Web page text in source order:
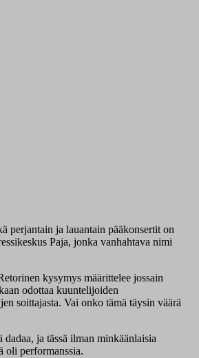
perjantain ja lauantain pääkonsertit on
Paja, jonka vanhahtava nimi
kysymys määrittelee jossain
odottaa kuuntelijoiden
soittajasta. Vai onko tämä täysin väärä
dadaa, ja tässä ilman minkäänlaisia
oli performanssia.